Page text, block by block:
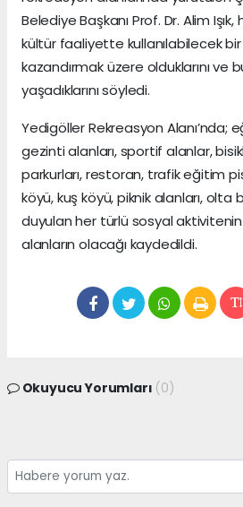
Belediye Başkanı Prof. Dr. Alim
kültür faaliyette kullanılabilecek
kazandırmak üzere olduklarını ve
yaşadıklarını söyledi.
Yedigöller Rekreasyon Alanı’nda;
gezinti alanları, sportif alanlar,
parkurları, restoran, trafik eğitim
köyü, kuş köyü, piknik alanları, olta
duyulan her türlü sosyal
alanların olacağı kaydedildi.
Okuyucu Yorumları (0)